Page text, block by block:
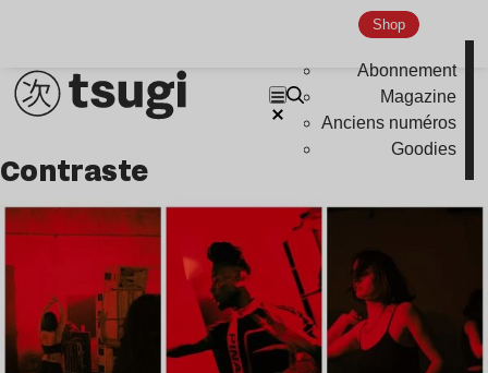
Shop
Abonnement
Magazine
Anciens numéros
Goodies
contraste